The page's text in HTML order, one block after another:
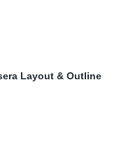
Layout & Outline